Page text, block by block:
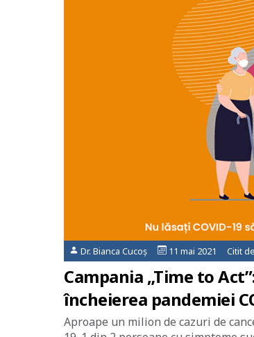
Dr. Bianca Cucoș 11 mai 2021 Citit de
Campania „Time to
încheierea pandemiei
Aproape un milion de cazuri de